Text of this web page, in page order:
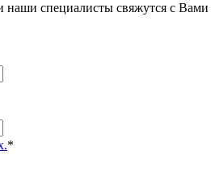
специалисты свяжутся с
*